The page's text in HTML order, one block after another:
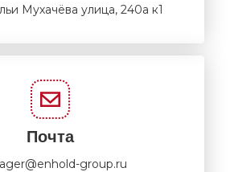
Мухачёва улица, 240а к1
Почта
group.ru